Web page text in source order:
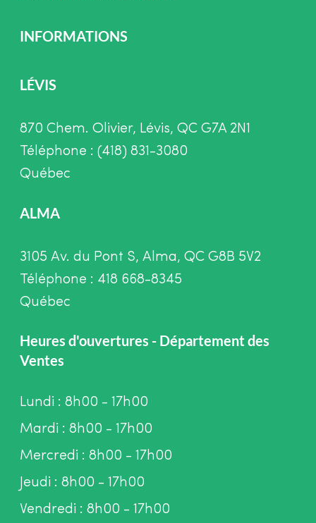
INFORMATIONS
LÉVIS
870 Chem. Olivier, Lévis, QC G7A 2N1
Téléphone : (418) 831-3080
Québec
ALMA
3105 Av. du Pont S, Alma, QC G8B 5V2
Téléphone : 418 668-8345
Québec
Heures d'ouvertures - Département des
Ventes
Lundi : 8h00 - 17h00
Mardi : 8h00 - 17h00
Mercredi : 8h00 - 17h00
Jeudi : 8h00 - 17h00
Vendredi : 8h00 - 17h00